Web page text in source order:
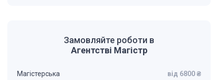
Замовляйте роботи в
Агентстві Магістр
Магістерська від 6800 ₴